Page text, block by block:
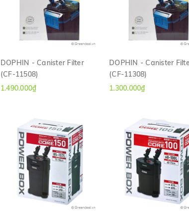
XEM NHANH
DOPHIN - Canister Filter
(CF-11508)
1.490.000₫
XEM NHANH
DOPHIN - Canister
(CF-11308)
1.300.000₫